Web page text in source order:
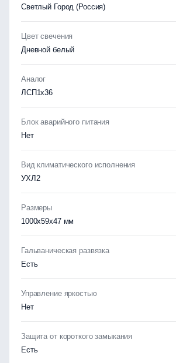
Светлый Город (Россия)
Цвет свечения
Дневной белый
Аналог
ЛСП1х36
Блок аварийного питания
Нет
Вид климатического исполнения
УХЛ2
Размеры
1000х59х47 мм
Гальваническая развязка
Есть
Управление яркостью
Нет
Защита от короткого замыкания
Есть